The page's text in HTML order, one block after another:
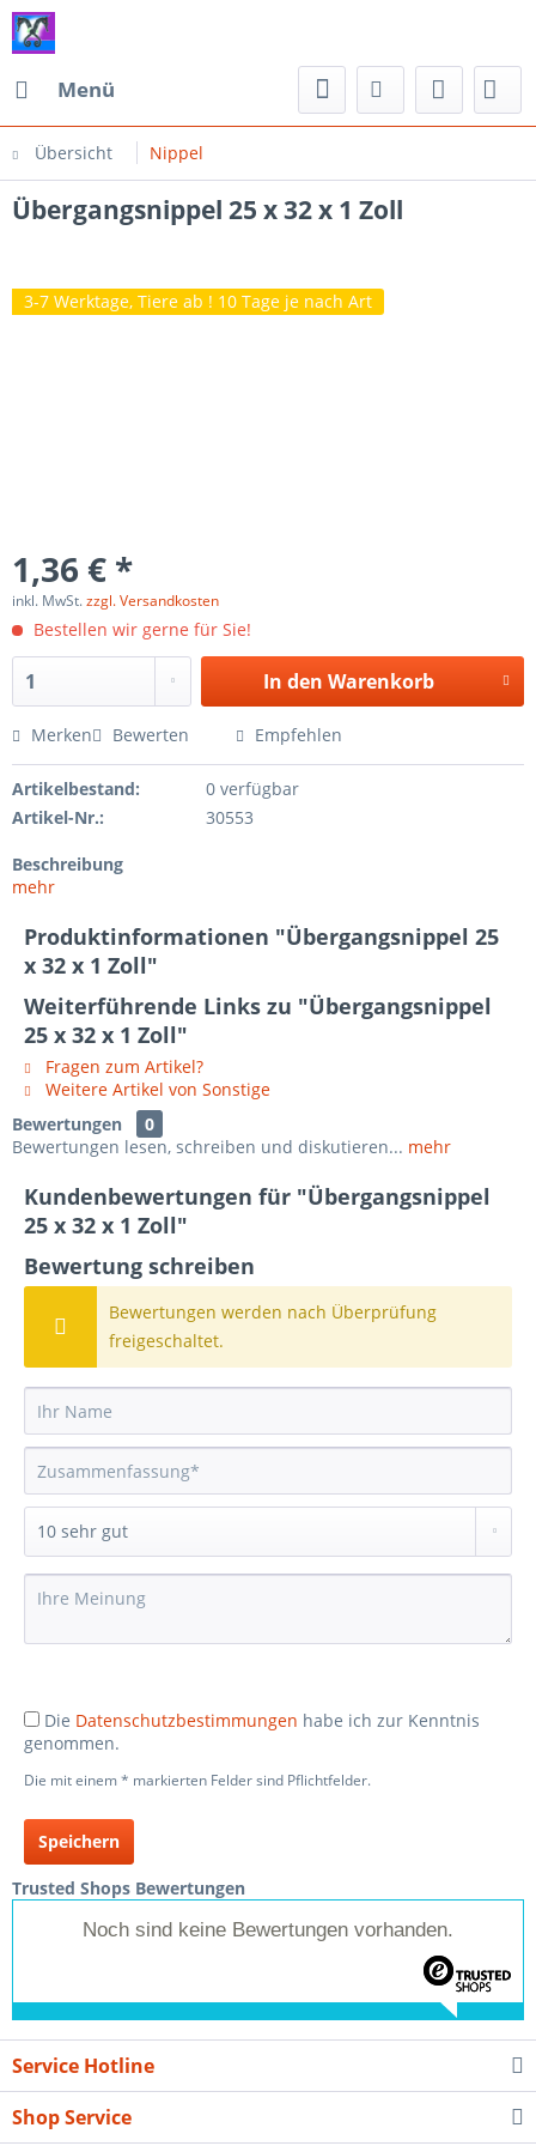
Menü
Übersicht Nippel
Übergangsnippel 25 x 32 x 1 Zoll
3-7 Werktage, Tiere ab ! 10 Tage je nach Art
1,36 € *
inkl. MwSt.zzgl. Versandkosten
Bestellen wir gerne für Sie!
In den Warenkorb
Merken Bewerten Empfehlen
Artikelbestand:
0 verfügbar
Artikel-Nr.:
30553
Beschreibung
mehr
Produktinformationen "Übergangsnippel 25
x 32 x 1 Zoll"
Weiterführende Links zu "Übergangsnippel
25 x 32 x 1 Zoll"
Fragen zum Artikel?
Weitere Artikel von Sonstige
Bewertungen
0
Bewertungen lesen, schreiben und diskutieren... mehr
Kundenbewertungen für "Übergangsnippel
25 x 32 x 1 Zoll"
Bewertung schreiben
Bewertungen werden nach Überprüfung
freigeschaltet.
Die Datenschutzbestimmungen habe ich zur Kenntnis
genommen.
Die mit einem * markierten Felder sind Pflichtfelder.
Speichern
Trusted Shops Bewertungen
Noch sind keine Bewertungen vorhanden.
Service Hotline
Shop Service